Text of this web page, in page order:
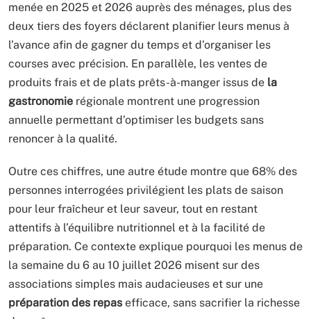
menée en 2025 et 2026 auprès des ménages, plus des
deux tiers des foyers déclarent planifier leurs menus à
l’avance afin de gagner du temps et d’organiser les
courses avec précision. En parallèle, les ventes de
produits frais et de plats prêts-à-manger issus de la
gastronomie régionale montrent une progression
annuelle permettant d’optimiser les budgets sans
renoncer à la qualité.
Outre ces chiffres, une autre étude montre que 68% des
personnes interrogées privilégient les plats de saison
pour leur fraîcheur et leur saveur, tout en restant
attentifs à l’équilibre nutritionnel et à la facilité de
préparation. Ce contexte explique pourquoi les menus de
la semaine du 6 au 10 juillet 2026 misent sur des
associations simples mais audacieuses et sur une
préparation des repas efficace, sans sacrifier la richesse